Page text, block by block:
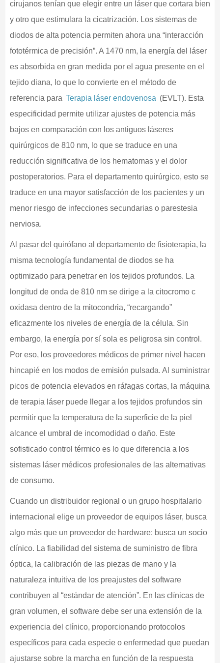
cirujanos tenían que elegir entre un láser que cortara bien
y otro que estimulara la cicatrización. Los sistemas de
diodos de alta potencia permiten ahora una “interacción
fototérmica de precisión”. A 1470 nm, la energía del láser
es absorbida en gran medida por el agua presente en el
tejido diana, lo que lo convierte en el método de
referencia para Terapia láser endovenosa (EVLT). Esta
especificidad permite utilizar ajustes de potencia más
bajos en comparación con los antiguos láseres
quirúrgicos de 810 nm, lo que se traduce en una
reducción significativa de los hematomas y el dolor
postoperatorios. Para el departamento quirúrgico, esto se
traduce en una mayor satisfacción de los pacientes y un
menor riesgo de infecciones secundarias o parestesia
nerviosa.
Al pasar del quirófano al departamento de fisioterapia, la
misma tecnología fundamental de diodos se ha
optimizado para penetrar en los tejidos profundos. La
longitud de onda de 810 nm se dirige a la citocromo c
oxidasa dentro de la mitocondria, “recargando”
eficazmente los niveles de energía de la célula. Sin
embargo, la energía por sí sola es peligrosa sin control.
Por eso, los proveedores médicos de primer nivel hacen
hincapié en los modos de emisión pulsada. Al suministrar
picos de potencia elevados en ráfagas cortas, la máquina
de terapia láser puede llegar a los tejidos profundos sin
permitir que la temperatura de la superficie de la piel
alcance el umbral de incomodidad o daño. Este
sofisticado control térmico es lo que diferencia a los
sistemas láser médicos profesionales de las alternativas
de consumo.
Cuando un distribuidor regional o un grupo hospitalario
internacional elige un proveedor de equipos láser, busca
algo más que un proveedor de hardware: busca un socio
clínico. La fiabilidad del sistema de suministro de fibra
óptica, la calibración de las piezas de mano y la
naturaleza intuitiva de los preajustes del software
contribuyen al “estándar de atención”. En las clínicas de
gran volumen, el software debe ser una extensión de la
experiencia del clínico, proporcionando protocolos
específicos para cada especie o enfermedad que puedan
ajustarse sobre la marcha en función de la respuesta